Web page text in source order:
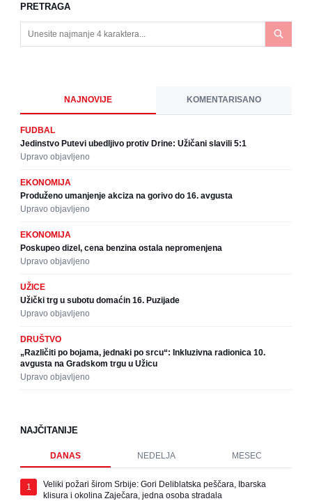
PRETRAGA
NAJNOVIJE KOMENTARISANO
FUDBAL
Jedinstvo Putevi ubedljivo protiv Drine: Užičani slavili 5:1
Upravo objavljeno
EKONOMIJA
Produženo umanjenje akciza na gorivo do 16. avgusta
Upravo objavljeno
EKONOMIJA
Poskupeo dizel, cena benzina ostala nepromenjena
Upravo objavljeno
UŽICE
Užički trg u subotu domaćin 16. Puzijade
Upravo objavljeno
DRUŠTVO
„Različiti po bojama, jednaki po srcu“: Inkluzivna radionica 10.
avgusta na Gradskom trgu u Užicu
Upravo objavljeno
NAJČITANIJE
DANAS NEDELJA MESEC
1
Veliki požari širom Srbije: Gori Deliblatska peščara, Ibarska
klisura i okolina Zaječara, jedna osoba stradala